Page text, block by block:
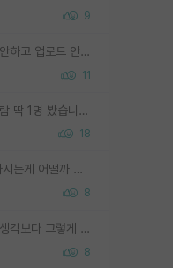
9
그냥 랩실 홈페이지 관리 안하고 업로드 안한거 아님?
11
서성한 박사로 교수 된 사람 딱 1명 봤습니다. 근데 지방대 박사로 교수된 거는 기적이 일어나야되요. 서성한 학부부터여도 빡센게 교수임용일텐데 지방대박사로 무슨 교수가 되나요...... 중소기업/중견기업 팀장급/연구소장급이나 될거 같네요.
18
옮기시려면 미국박사로 가시는게 어떨까 싶네요. 교수가 꿈이면 미국박사 하고 미국교수 까지 같이 노리시는게 기회가 많지 않을까요?
8
교수 뽑는데 출신 학교는 생각보다 그렇게 안 봄. 앞으로는 더 안 보게 될거임. 박사는 어디서 진행해도 됨. 단, 제대로 쌓고 좋은 실적 만들 수 있다면. 그런데 지방대는 그럴 가능성이 지극히 낮음. 나만 열심히 잘 하면 된다? 인간은 주변 환경에 지배되는 나약한 존재임. 주변의 지방대 대학원생과 섞이고 지방 특유의 여유로움 또는 나쁘게 얘기해서 나태함에 젖어 살다보면 교수의 꿈 자체를 잊어버리게 될 가능성도 있음. 주변 환경이 70~80%임.
8